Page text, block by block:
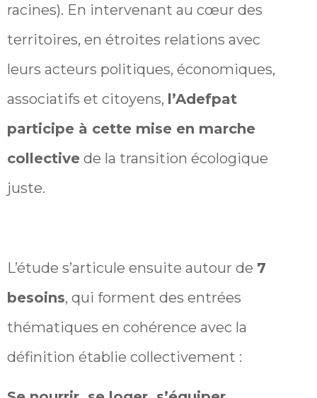
racines). En intervenant au cœur des
territoires, en étroites relations avec
leurs acteurs politiques, économiques,
associatifs et citoyens, l’Adefpat
participe à cette mise en marche
collective de la transition écologique
juste.
L’étude s’articule ensuite autour de 7
besoins, qui forment des entrées
thématiques en cohérence avec la
définition établie collectivement :